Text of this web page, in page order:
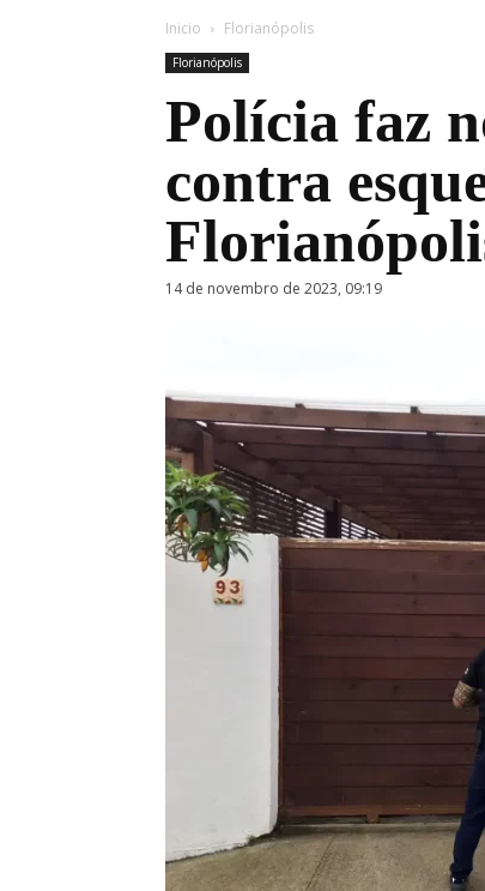
Inicio Florianópolis
Florianópolis
Polícia faz
contra
14 de novembro de 2023, 09:19